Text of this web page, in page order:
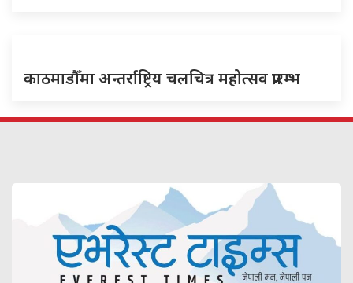
काठमाडौँमा अन्तर्राष्ट्रिय चलचित्र महोत्सव प्रारम्भ